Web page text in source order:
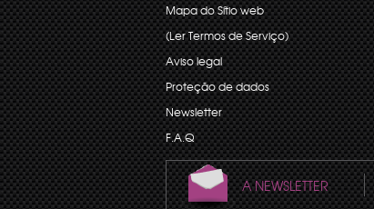
Mapa do Sítio web
(Ler Termos de Serviço)
Aviso legal
Proteção de dados
Newsletter
F.A.Q
A NEWSLETTER